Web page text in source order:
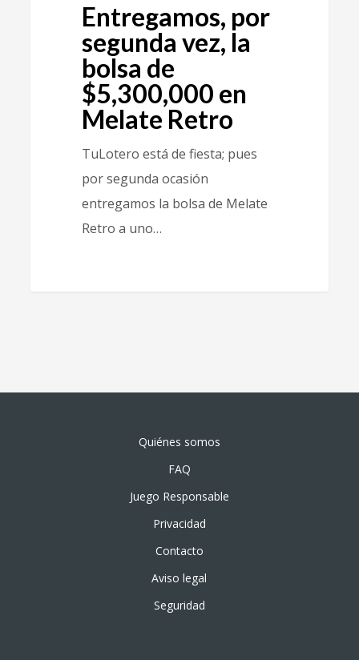
Entregamos, por
segunda vez, la
bolsa de
$5,300,000 en
Melate Retro
TuLotero está de fiesta; pues
por segunda ocasión
entregamos la bolsa de Melate
Retro a uno…
Quiénes somos
FAQ
Juego Responsable
Privacidad
Contacto
Aviso legal
Seguridad